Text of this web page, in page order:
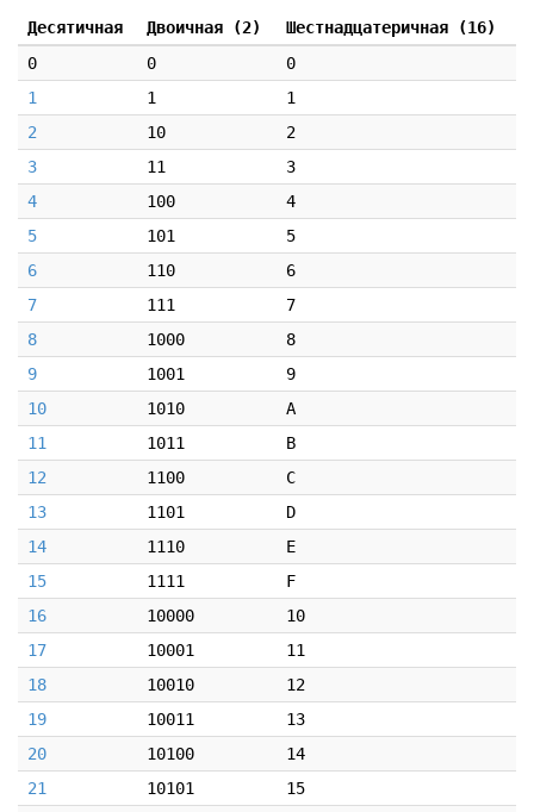
Десятичная Двоичная (2)
Шестнадцатеричная (16)
0
0
0
1
1
1
2
10
2
3
11
3
4
100
4
5
101
5
6
110
6
7
111
7
8
1000
8
9
1001
9
10
1010
A
11
1011
B
12
1100
C
13
1101
D
14
1110
E
15
1111
F
16
10000
10
17
10001
11
18
10010
12
19
10011
13
20
10100
14
21
10101
15